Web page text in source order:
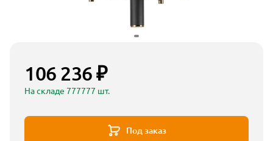
106 236 ₽
На складе 777777 шт.
Под заказ